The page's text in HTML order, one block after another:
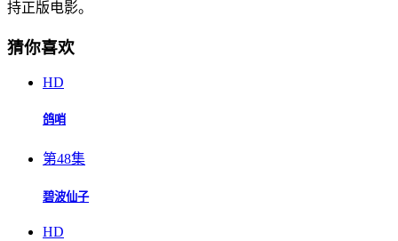
持正版电影。
猜你喜欢
HD
鸽哨
第48集
碧波仙子
HD